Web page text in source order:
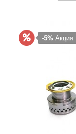
-5% Акция